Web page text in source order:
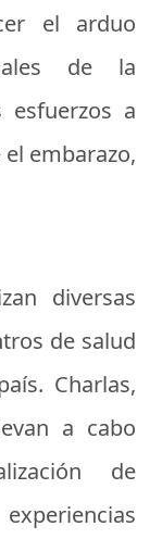
el arduo
de la
esfuerzos a
embarazo,
diversas
de salud
Charlas,
a cabo
de